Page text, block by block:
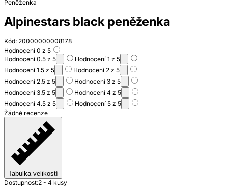
Peněženka
Alpinestars black peněženka
Kód: 20000000008178
Hodnocení 0 z 5
Hodnocení 0.5 z 5
Hodnocení 1 z 5
Hodnocení 1.5 z 5
Hodnocení 2 z 5
Hodnocení 2.5 z 5
Hodnocení 3 z 5
Hodnocení 3.5 z 5
Hodnocení 4 z 5
Hodnocení 4.5 z 5
Hodnocení 5 z 5
Žádné recenze
Tabulka velikostí
Dostupnost:2 - 4 kusy